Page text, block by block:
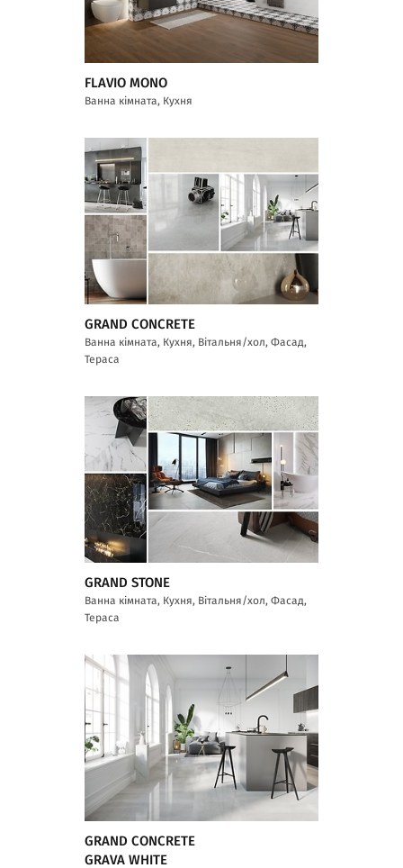
FLAVIO MONO
Ванна кімната, Кухня
GRAND CONCRETE
Ванна кімната, Кухня, Вітальня/хол, Фасад,
Тераса
GRAND STONE
Ванна кімната, Кухня, Вітальня/хол, Фасад,
Тераса
GRAND CONCRETE
GRAVA WHITE